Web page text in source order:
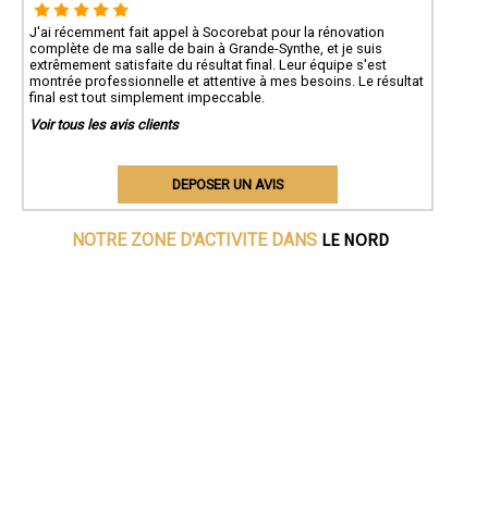
J'ai récemment fait appel à Socorebat pour la rénovation
complète de ma salle de bain à Grande-Synthe, et je suis
extrêmement satisfaite du résultat final. Leur équipe s'est
montrée professionnelle et attentive à mes besoins. Le résultat
final est tout simplement impeccable.
Voir tous les avis clients
DEPOSER UN AVIS
NOTRE ZONE D'ACTIVITE DANS LE NORD